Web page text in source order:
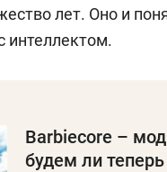
лет. Оно и
интеллектом.
Barbiecore –
будем ли